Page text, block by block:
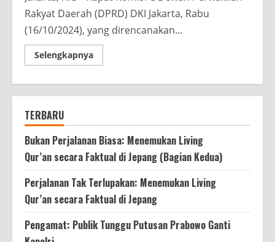
Rakyat Daerah (DPRD) DKI Jakarta, Rabu
(16/10/2024), yang direncanakan...
SelengkapnyaRead
more
Rapat
Eksekutif
TERBARU
Bukan Perjalanan Biasa: Menemukan Living
Qur’an secara Faktual di Jepang (Bagian Kedua)
Perjalanan Tak Terlupakan: Menemukan Living
Qur’an secara Faktual di Jepang
Pengamat: Publik Tunggu Putusan Prabowo Ganti